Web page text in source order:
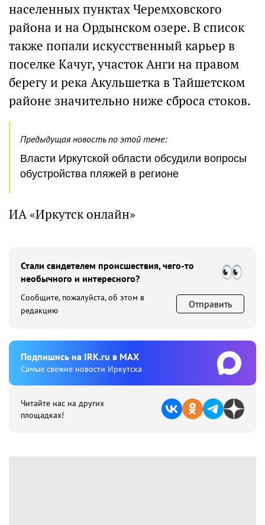
населенных пунктах Черемховского
района и на Ордынском озере. В список
также попали искусственный карьер в
поселке Качуг, участок Анги на правом
берегу и река Акульшетка в Тайшетском
районе значительно ниже сброса стоков.
Предыдущая новость по этой теме:
Власти Иркутской области обсудили вопросы
обустройства пляжей в регионе
ИА «Иркутск онлайн»
Стали свидетелем происшествия, чего-то
необычного и интересного?
Сообщите, пожалуйста, об этом в
редакцию
Отправить
Подпишиcь на IRK.ru в MAX
Cамые свежие новости Иркутска
Читайте нас на других
площадках!